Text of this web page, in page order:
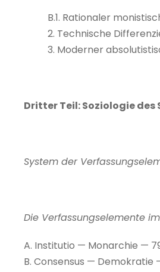
B.1. Rationaler
2. Technische
3. Moderner
Dritter Teil: Soziologie
System der
Die Verfassungselemente
A. Institutio — Monarchie —
B. Consensus — Demokratie